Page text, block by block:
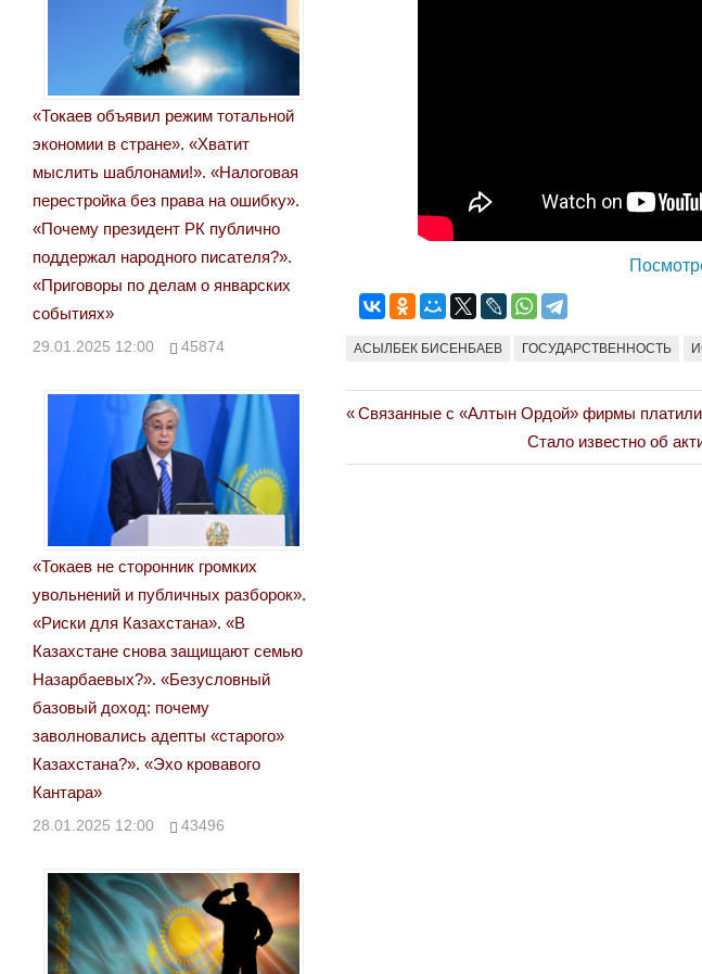
АСЫЛБЕК БИСЕНБАЕВ ГОСУДАРСТВЕННОСТЬ
Навигация
по
Previous
Связанные с «Алтын Ордой» фирмы
Next
Post:
Стало известно об
«Токаев объявил режим тотальной
экономии в стране». «Хватит
мыслить шаблонами!». «Налоговая
перестройка без права на ошибку».
«Почему президент РК публично
поддержал народного писателя?».
«Приговоры по делам о январских
событиях»
29.01.2025 12:00 45874
«Токаев не сторонник громких
увольнений и публичных разборок».
«Риски для Казахстана». «В
Казахстане снова защищают семью
Назарбаевых?». «Безусловный
базовый доход: почему
заволновались адепты «старого»
Казахстана?». «Эхо кровавого
Кантара»
28.01.2025 12:00 43496